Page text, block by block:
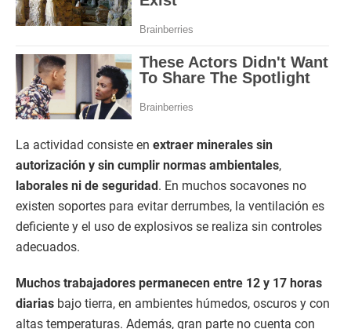
La actividad consiste en extraer minerales sin
autorización y sin cumplir normas ambientales,
laborales ni de seguridad . En muchos socavones no
existen soportes para evitar derrumbes, la ventilación es
deficiente y el uso de explosivos se realiza sin controles
adecuados.
Muchos trabajadores permanecen entre 12 y 17 horas
diarias bajo tierra, en ambientes húmedos, oscuros y con
altas temperaturas. Además, gran parte no cuenta con